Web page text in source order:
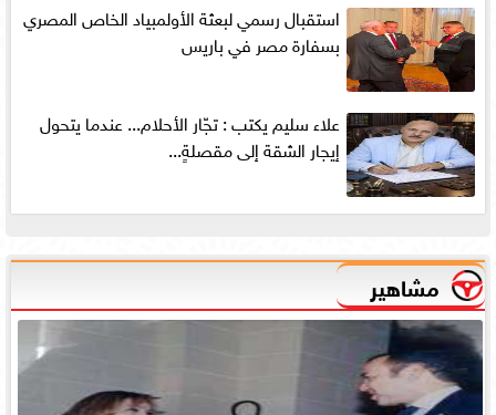
استقبال رسمي لبعثة الأولمبياد الخاص المصري
بسفارة مصر في باريس
علاء سليم يكتب : تجّار الأحلام... عندما يتحول
إيجار الشقة إلى مقصلةٍ...
مشاهير